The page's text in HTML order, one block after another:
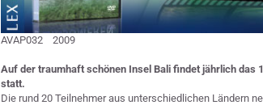
AVAP032 2009
Auf der traumhaft schönen Insel Bali findet jährlich das
statt.
Die rund 20 Teilnehmer aus unterschiedlichen Ländern